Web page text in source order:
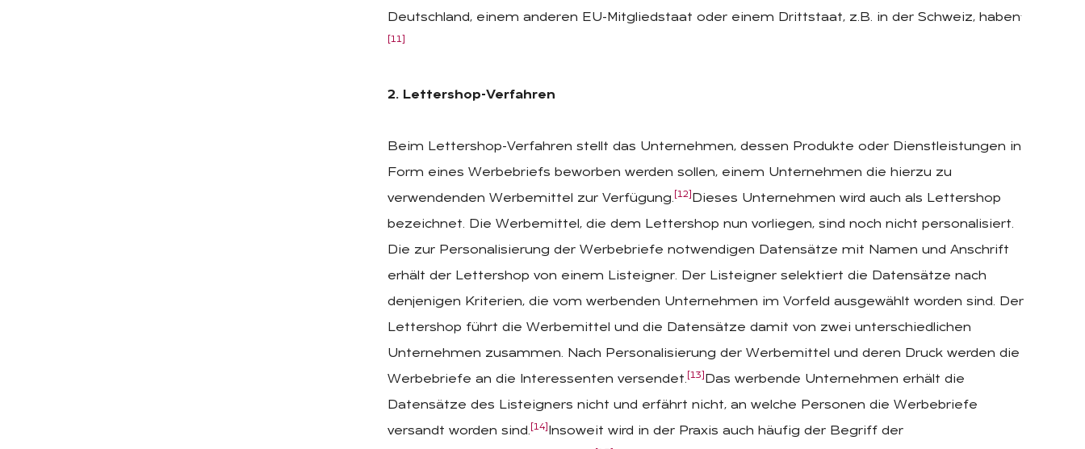
Deutschland, einem anderen EU-Mitgliedstaat oder einem Drittstaat, z.B. in der Schweiz, haben.
[11]
2. Lettershop-Verfahren
Beim Lettershop-Verfahren stellt das Unternehmen, dessen Produkte oder Dienstleistungen in
Form eines Werbebriefs beworben werden sollen, einem Unternehmen die hierzu zu
verwendenden Werbemittel zur Verfügung. [12] Dieses Unternehmen wird auch als Lettershop
bezeichnet. Die Werbemittel, die dem Lettershop nun vorliegen, sind noch nicht personalisiert.
Die zur Personalisierung der Werbebriefe notwendigen Datensätze mit Namen und Anschrift
erhält der Lettershop von einem Listeigner. Der Listeigner selektiert die Datensätze nach
denjenigen Kriterien, die vom werbenden Unternehmen im Vorfeld ausgewählt worden sind. Der
Lettershop führt die Werbemittel und die Datensätze damit von zwei unterschiedlichen
Unternehmen zusammen. Nach Personalisierung der Werbemittel und deren Druck werden die
Werbebriefe an die Interessenten versendet. [13]
Das werbende Unternehmen erhält die
Datensätze des Listeigners nicht und erfährt nicht, an welche Personen die Werbebriefe
versandt worden sind. [14]
Insoweit wird in der Praxis auch häufig der Begriff der